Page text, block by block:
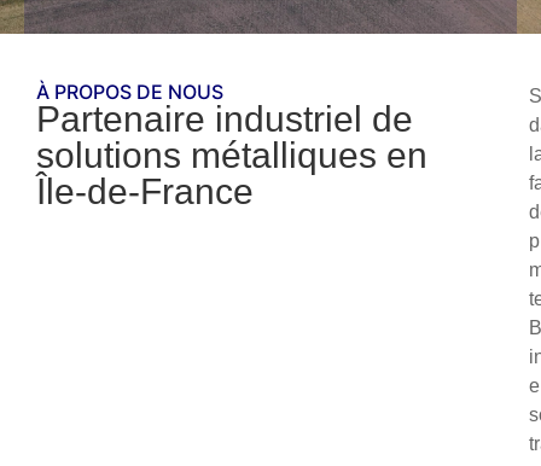
À PROPOS DE NOUS
Partenaire industriel de
solutions métalliques en
Île-de-France